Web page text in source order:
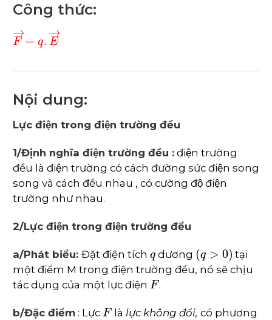
Công thức:
F→ .E→
Nội dung:
Lực điện trong điện trường đều
1/Định nghĩa điện trường đều : điện trường
đều là điện trường có cách đường sức điện song
song và cách đều nhau , có cường độ điện
trường như nhau.
2/Lực điện trong điện trường đều
a/Phát biểu: Đặt điện tích dương (q )
tại
một điểm M trong điện trường đều, nó sẽ chịu
tác dụng của một lực điện F.
b/Đặc điểm : Lực Flà lực không đổi, có phương